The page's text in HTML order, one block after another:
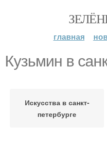
главная
Кузьмин в
Искусства в санкт-
петербурге